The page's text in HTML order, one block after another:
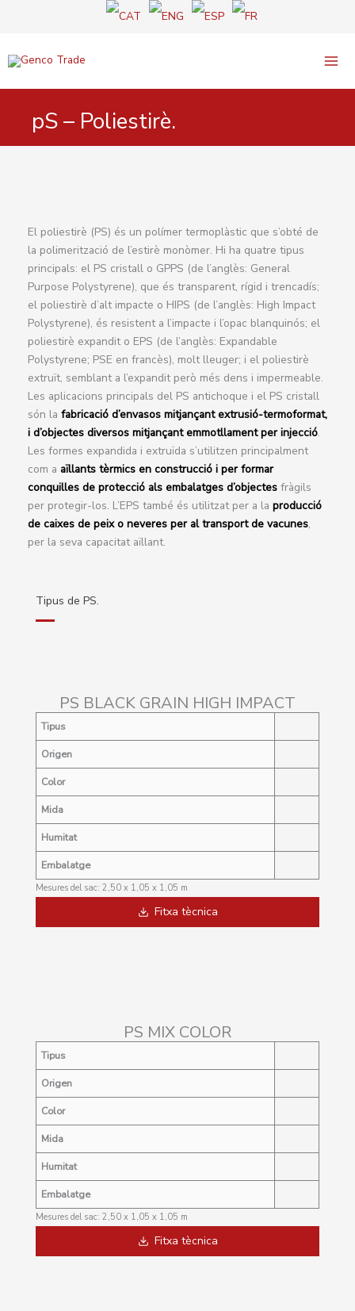
pS – Poliestirè.
El poliestirè (PS) és un polímer termoplàstic que s’obté de
la polimerització de l’estirè monòmer. Hi ha quatre tipus
principals: el PS cristall o GPPS (de l’anglès: General
Purpose Polystyrene), que és transparent, rígid i trencadís;
el poliestirè d’alt impacte o HIPS (de l’anglès: High Impact
Polystyrene), és resistent a l’impacte i l’opac blanquinós; el
poliestirè expandit o EPS (de l’anglès: Expandable
Polystyrene; PSE en francès), molt lleuger; i el poliestirè
extruït, semblant a l’expandit però més dens i impermeable.
Les aplicacions principals del PS antichoque i el PS cristall
són la fabricació d’envasos mitjançant extrusió-termoformat,
i d’objectes diversos mitjançant emmotllament per injecció.
Les formes expandida i extruïda s’utilitzen principalment
com a aïllants tèrmics en construcció i per formar
conquilles de protecció als embalatges d’objectes fràgils
per protegir-los. L’EPS també és utilitzat per a la producció
de caixes de peix o neveres per al transport de vacunes,
per la seva capacitat aïllant.
Tipus de PS.
PS BLACK GRAIN HIGH IMPACT
Tipus
Origen
Color
Mida
Humitat
Embalatge
Mesures del sac: 2,50 x 1,05 x 1,05 m
Fitxa tècnica
PS MIX COLOR
Tipus
Origen
Color
Mida
Humitat
Embalatge
Mesures del sac: 2,50 x 1,05 x 1,05 m
Fitxa tècnica